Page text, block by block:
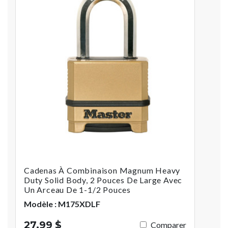
Cadenas À Combinaison Magnum Heavy
Duty Solid Body, 2 Pouces De Large Avec
Un Arceau De 1-1/2 Pouces
Modèle : M175XDLF
27,99 $ Comparer